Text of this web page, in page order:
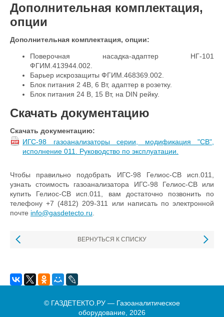
Дополнительная комплектация,
опции
Дополнительная комплектация, опции:
Поверочная насадка-адаптер НГ-101
ФГИМ.413944.002.
Барьер искрозащиты ФГИМ.468369.002.
Блок питания 2 4В, 6 Вт, адаптер в розетку.
Блок питания 24 В, 15 Вт, на DIN рейку.
Скачать документацию
Скачать документацию:
ИГС-98 газоанализаторы серии, модификация "СВ",
исполнение 011. Руководство по эксплуатации.
Чтобы правильно подобрать ИГС-98 Гелиос-СВ исп.011,
узнать стоимость газоанализатора ИГС-98 Гелиос-СВ или
купить Гелиос-СВ исп.011, вам достаточно позвонить по
телефону +7 (4812) 209-311 или написать по электронной
почте info@gasdetecto.ru
ВЕРНУТЬСЯ К СПИСКУ
© ГАЗДЕТЕКТО.РУ — Газоаналитическое
оборудование, 2026